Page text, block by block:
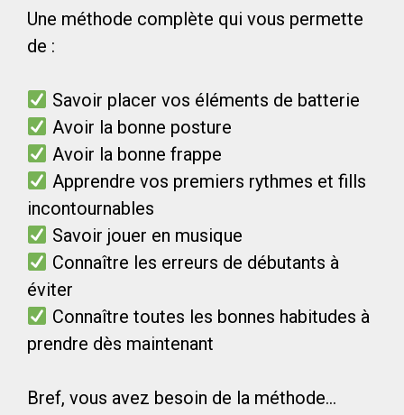
Une méthode complète qui vous permette
de :
Savoir placer vos éléments de batterie
Avoir la bonne posture
Avoir la bonne frappe
Apprendre vos premiers rythmes et fills
incontournables
Savoir jouer en musique
Connaître les erreurs de débutants à
éviter
Connaître toutes les bonnes habitudes à
prendre dès maintenant
Bref, vous avez besoin de la méthode…